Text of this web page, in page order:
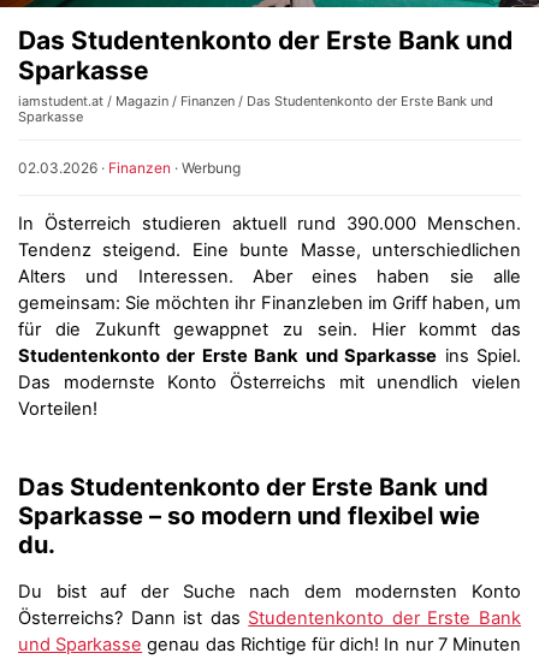
Das Studentenkonto der Erste Bank und
Sparkasse
iamstudent.at / Magazin / Finanzen / Das Studentenkonto der Erste Bank und
Sparkasse
02.03.2026 · Finanzen · Werbung
In Österreich studieren aktuell rund 390.000 Menschen.
Tendenz steigend. Eine bunte Masse, unterschiedlichen
Alters und Interessen. Aber eines haben sie alle
gemeinsam: Sie möchten ihr Finanzleben im Griff haben, um
für die Zukunft gewappnet zu sein. Hier kommt das
Studentenkonto der Erste Bank und Sparkasse ins Spiel.
Das modernste Konto Österreichs mit unendlich vielen
Vorteilen!
Das Studentenkonto der Erste Bank und
Sparkasse – so modern und flexibel wie
du.
Du bist auf der Suche nach dem modernsten Konto
Österreichs? Dann ist das Studentenkonto der Erste Bank
und Sparkasse genau das Richtige für dich! In nur 7 Minuten